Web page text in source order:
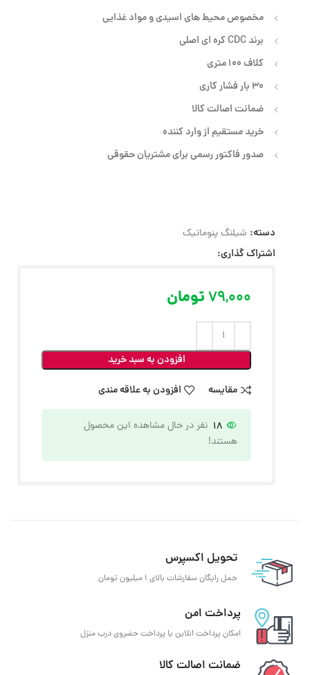
مخصوص محیط های اسیدی و مواد غذایی
برند CDC کره ای اصلی
کلاف 100 متری
30 بار فشار کاری
ضمانت اصالت کالا
خرید مستقیم از وارد کننده
صدور فاکتور رسمی برای مشتریان حقوقی
دسته: شیلنگ پنوماتیک
اشتراک گذاری:
79,000تومان
افزودن به سبد خرید
مقایسه
افزودن به علاقه مندی
18 نفر در حال مشاهده این محصول
هستند!
تحویل اکسپرس
حمل رایگان سفارشات بالای 1 میلیون تومان
پرداخت امن
امکان پرداخت انلاین یا پرداخت حضروی درب منزل
ضمانت اصالت کالا